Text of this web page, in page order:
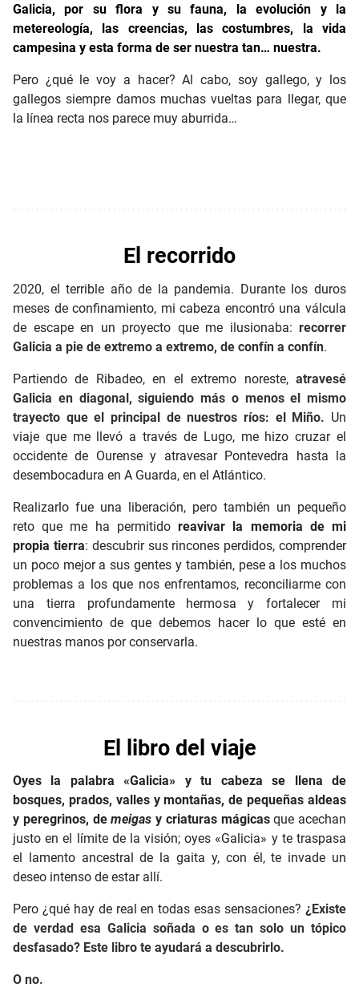
Galicia, por su flora y su fauna, la evolución y la
metereología, las creencias, las costumbres, la vida
campesina y esta forma de ser nuestra tan… nuestra.
Pero ¿qué le voy a hacer? Al cabo, soy gallego, y los
gallegos siempre damos muchas vueltas para llegar, que
la línea recta nos parece muy aburrida…
El recorrido
2020, el terrible año de la pandemia. Durante los duros
meses de confinamiento, mi cabeza encontró una válcula
de escape en un proyecto que me ilusionaba: recorrer
Galicia a pie de extremo a extremo, de confín a confín.
Partiendo de Ribadeo, en el extremo noreste, atravesé
Galicia en diagonal, siguiendo más o menos el mismo
trayecto que el principal de nuestros ríos: el Miño. Un
viaje que me llevó a través de Lugo, me hizo cruzar el
occidente de Ourense y atravesar Pontevedra hasta la
desembocadura en A Guarda, en el Atlántico.
Realizarlo fue una liberación, pero también un pequeño
reto que me ha permitidoreavivar la memoria de mi
propia tierra: descubrir sus rincones perdidos, comprender
un poco mejor a sus gentes y también, pese a los muchos
problemas a los que nos enfrentamos, reconciliarme con
una tierra profundamente hermosa y fortalecer mi
convencimiento de que debemos hacer lo que esté en
nuestras manos por conservarla.
El libro del viaje
Oyes la palabra «Galicia» y tu cabeza se llena de
bosques, prados, valles y montañas, de pequeñas aldeas
y peregrinos, demeigas y criaturas mágicasque acechan
justo en el límite de la visión; oyes «Galicia» y te traspasa
el lamento ancestral de la gaita y, con él, te invade un
deseo intenso de estar allí.
Pero ¿qué hay de real en todas esas sensaciones? ¿Existe
de verdad esa Galicia soñada o es tan solo un tópico
desfasado? Este libro te ayudará a descubrirlo.
O no.